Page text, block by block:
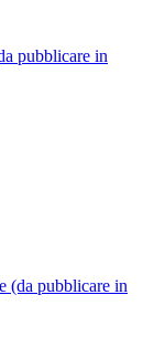
pubblicare in
(da pubblicare in